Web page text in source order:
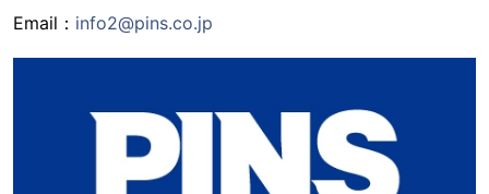
Email： info2@pins.co.jp